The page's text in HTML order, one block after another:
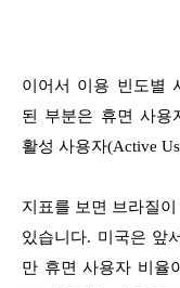
이어서 이용 빈도별
된 부분은 휴면 사용
활성 사용자(Active
지표를 보면 브라질
있습니다. 미국은 앞
만 휴면 사용자 비율